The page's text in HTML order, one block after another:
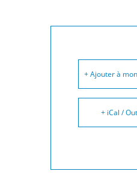
+ Ajouter à
+ iCal /